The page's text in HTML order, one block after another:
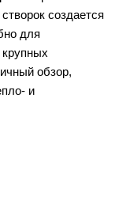
создается
для
обзор,
и